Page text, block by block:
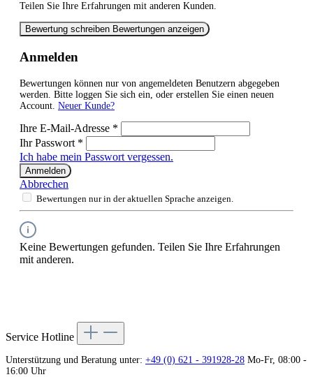
Teilen Sie Ihre Erfahrungen mit anderen Kunden.
Bewertung schreiben Bewertungen anzeigen
Anmelden
Bewertungen können nur von angemeldeten Benutzern abgegeben
werden. Bitte loggen Sie sich ein, oder erstellen Sie einen neuen
Account. Neuer Kunde?
Ihre E-Mail-Adresse *
Ihr Passwort *
Ich habe mein Passwort vergessen.
Anmelden
Abbrechen
Bewertungen nur in der aktuellen Sprache anzeigen.
Keine Bewertungen gefunden. Teilen Sie Ihre Erfahrungen
mit anderen.
Service Hotline
Unterstützung und Beratung unter: +49 (0) 621 - 391928-28 Mo-Fr, 08:00 -
16:00 Uhr